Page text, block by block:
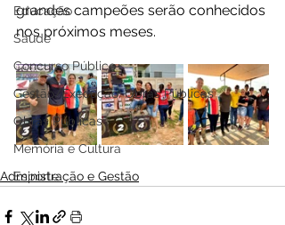
Educação
Saúde
Concurso Público
Gestão/Execução: Obras Públicas
Obras Públicas
Memória e Cultura
Esporte
grandes campeões serão conhecidos
nos próximos meses.
Administração e Gestão